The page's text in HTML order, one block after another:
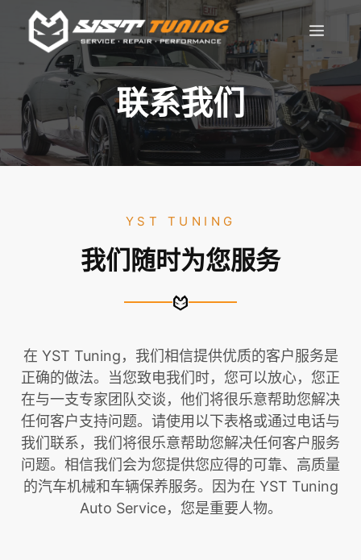
菜
单
联系我们
YST TUNING
我们随时为您服务
在 YST Tuning，我们相信提供优质的客户服务是
正确的做法。当您致电我们时，您可以放心，您正
在与一支专家团队交谈，他们将很乐意帮助您解决
任何客户支持问题。请使用以下表格或通过电话与
我们联系，我们将很乐意帮助您解决任何客户服务
问题。相信我们会为您提供您应得的可靠、高质量
的汽车机械和车辆保养服务。因为在 YST Tuning
Auto Service，您是重要人物。